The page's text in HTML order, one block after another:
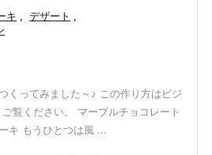
キ , デザート ,
くってみました～♪ この作り方はピジ
覧ください。 マーブルチョコレート
キ もうひとつは風 ...